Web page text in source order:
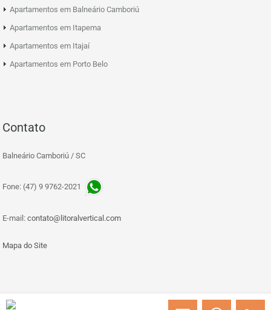
Apartamentos em Balneário Camboriú
Apartamentos em Itapema
Apartamentos em Itajaí
Apartamentos em Porto Belo
Contato
Balneário Camboriú / SC
Fone: (47) 9 9762-2021
E-mail: contato@litoralvertical.com
Mapa do Site